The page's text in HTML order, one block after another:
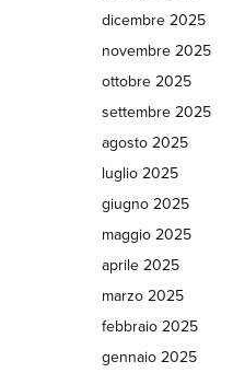
dicembre 2025
novembre 2025
ottobre 2025
settembre 2025
agosto 2025
luglio 2025
giugno 2025
maggio 2025
aprile 2025
marzo 2025
febbraio 2025
gennaio 2025